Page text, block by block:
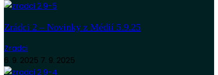
Zrádci 2 – Novinky z Médií 5.9.25
Zradci
6. 9. 2025 7. 9. 2025